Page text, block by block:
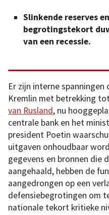
Slinkende reserves
begrotingstekort
van een recessie.
Er zijn interne
Kremlin met betrekking
van Rusland, nu
centrale bank en het
president Poetin
uitgaven onhoudbaar
gegevens en bronnen die
aangehaald, hebben de
aangedrongen op een
defensiebegrotingen om
nationale tekort kritieke